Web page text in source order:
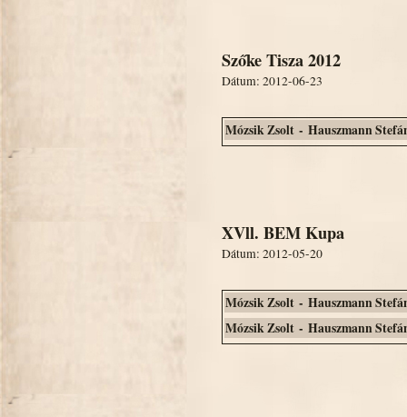
Szőke Tisza 2012
Dátum: 2012-06-23
Mózsik Zsolt - Hauszmann
XVll. BEM Kupa
Dátum: 2012-05-20
Mózsik Zsolt - Hauszmann
Mózsik Zsolt - Hauszmann